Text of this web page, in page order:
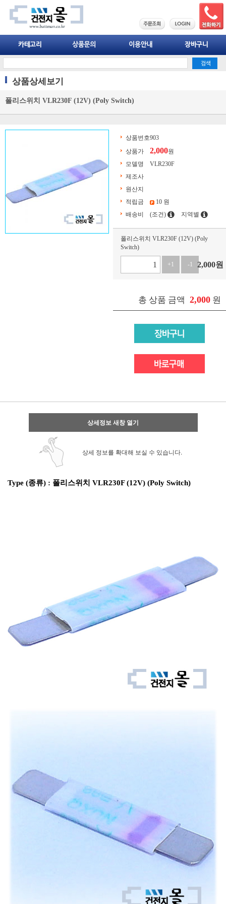
상품상세보기
폴리스위치 VLR230F (12V) (Poly Switch)
상품번호903
상품가
2,000원
모델명
VLR230F
제조사
원산지
적립금
10 원
배송비
(조건) 지역별
폴리스위치 VLR230F (12V) (Poly
Switch)
+1 -1 2,000원
총 상품 금액 2,000 원
상세정보 새창 열기
상세 정보를 확대해 보실 수 있습니다.
Type (종류) : 폴리스위치 VLR230F (12V) (Poly Switch)